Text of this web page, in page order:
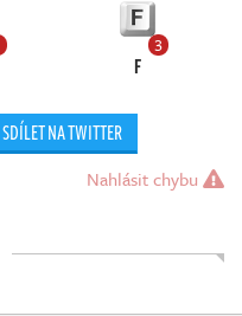
3
F
SDÍLET NA TWITTER
Nahlásit chybu